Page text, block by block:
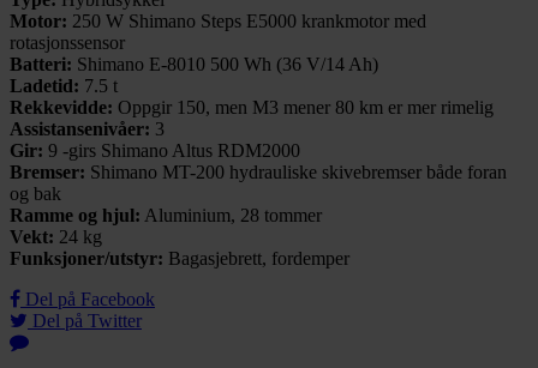
Motor: 250 W Shimano Steps E5000 krankmotor med
rotasjonssensor
Batteri: Shimano E-8010 500 Wh (36 V/14 Ah)
Ladetid: 7.5 t
Rekkevidde: Oppgir 150, men M3 mener 80 km er mer rimelig
Assistansenivåer: 3
Gir: 9 -girs Shimano Altus RDM2000
Bremser: Shimano MT-200 hydrauliske skivebremser både foran
og bak
Ramme og hjul: Aluminium, 28 tommer
Vekt: 24 kg
Funksjoner/utstyr: Bagasjebrett, fordemper
Del på Facebook
Del på Twitter